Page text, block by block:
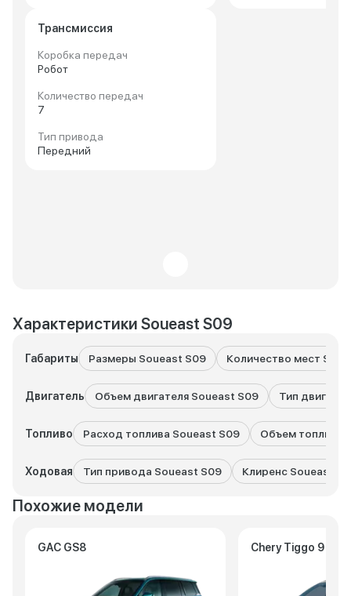
Трансмиссия
Коробка передач
Робот
Количество передач
7
Тип привода
Передний
Характеристики Soueast S09
Габариты Размеры Soueast S09 Количество мест
Двигатель Объем двигателя Soueast S09 Тип
Топливо Расход топлива Soueast S09 Объем
Ходовая Тип привода Soueast S09 Клиренс Soueast
Похожие модели
GAC GS8 Chery Tiggo 9